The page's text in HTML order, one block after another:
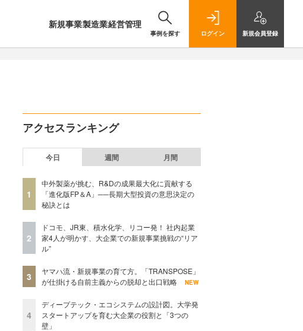
新規事業製造業経営管理
事例を探す ログイン 新規会員登録
アクセスランキング
今日 週間 月間
1
中外製薬が挑む、R&Dの成果最大化に貢献する
「進化版FP＆A」──長期大型投資の意思決定の
秘訣とは
2
ドコモ、JR東、積水化学、リコー発！ 社内起業
家4人が明かす、大企業での新規事業挑戦の“リア
ル”
3
ヤマハ流・新規事業の育て方。「TRANSPOSE」
が仕掛ける自前主義からの脱却と出口戦略
NEW
4
ディープテック・エコシステムの設計図。大学発
スタートアップを育む大企業の役割と「3つの
壁」